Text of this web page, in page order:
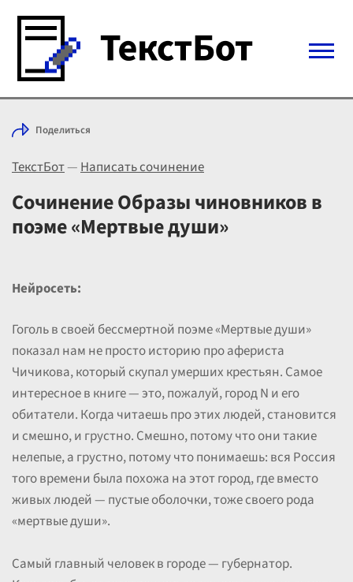
Войти с Telegram
Выбрать режим
Цены
Поделиться
ТекстБот—Написать сочинение
Сочинение Образы чиновников в
поэме «Мертвые души»
Нейросеть:
Гоголь в своей бессмертной поэме «Мертвые души»
показал нам не просто историю про афериста
Чичикова, который скупал умерших крестьян. Самое
интересное в книге — это, пожалуй, город N и его
обитатели. Когда читаешь про этих людей, становится
и смешно, и грустно. Смешно, потому что они такие
нелепые, а грустно, потому что понимаешь: вся Россия
того времени была похожа на этот город, где вместо
живых людей — пустые оболочки, тоже своего рода
«мертвые души».
Самый главный человек в городе — губернатор.